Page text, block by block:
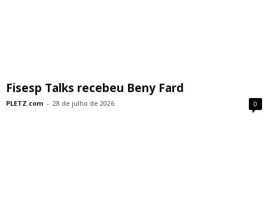
Fisesp Talks recebeu Beny Fard
PLETZ.com - 28 de julho de 2026 0